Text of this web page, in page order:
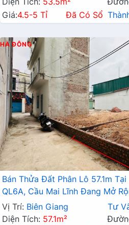
Giá:4.5-5 Tỉ Đã Có Sổ
HÀ ĐÔNG
Bán Thửa Đất Phân Lô 57.1m
QL6A, Cầu Mai Lĩnh Đang Mở
Vị Trí: Biên Giang Tư
Diện Tích: 57.1m²